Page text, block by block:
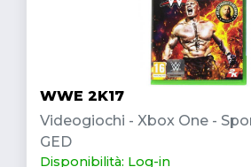
WWE 2K17
Videogiochi - Xbox One -
GED
Disponibilità: Log-in